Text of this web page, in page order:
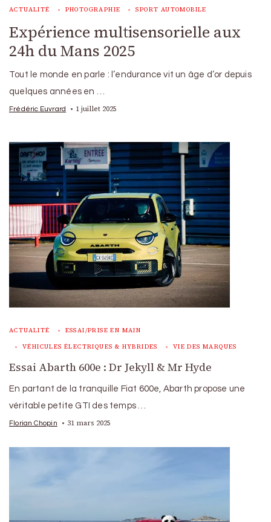
ACTUALITÉ PHOTOGRAPHIE SPORT AUTOMOBILE
Expérience multisensorielle aux
24h du Mans 2025
Tout le monde en parle : l’endurance vit un âge d’or depuis
quelques années en …
Frédéric Euvrard 1 juillet 2025
ACTUALITÉ ESSAI/PRISE EN MAIN
VÉHICULES ÉLECTRIQUES & HYBRIDES VIE DES MARQUES
Essai Abarth 600e : Dr Jekyll & Mr Hyde
En partant de la tranquille Fiat 600e, Abarth propose une
véritable petite GTI des temps …
Florian Chopin 31 mars 2025